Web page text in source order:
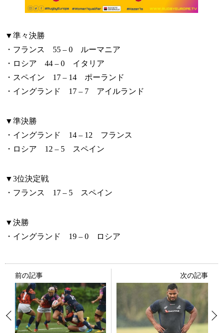
▼準々決勝
・フランス 55 – 0 ルーマニア
・ロシア 44 – 0 イタリア
・スペイン 17 – 14 ポーランド
・イングランド 17 – 7 アイルランド
▼準決勝
・イングランド 14 – 12 フランス
・ロシア 12 – 5 スペイン
▼3位決定戦
・フランス 17 – 5 スペイン
▼決勝
・イングランド 19 – 0 ロシア
前の記事 次の記事